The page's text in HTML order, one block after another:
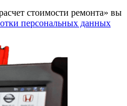
стоимости ремонта» вы
персональных данных